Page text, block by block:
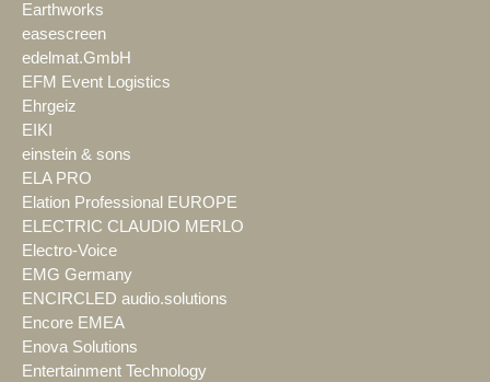
Earthworks
easescreen
edelmat.GmbH
EFM Event Logistics
Ehrgeiz
EIKI
einstein & sons
ELA PRO
Elation Professional EUROPE
ELECTRIC CLAUDIO MERLO
Electro-Voice
EMG Germany
ENCIRCLED audio.solutions
Encore EMEA
Enova Solutions
Entertainment Technology